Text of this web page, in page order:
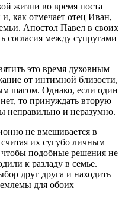
жизни во время поста
и, как отмечает отец Иван,
Апостол Павел в своих
согласия между супругами
это время духовным
от интимной близости,
шагом. Однако, если один
то принуждать вторую
неправильно и неразумно.
не вмешивается в
их сугубо личным
чтобы подобные решения не
к разладу в семье.
друг друга и находить
для обоих